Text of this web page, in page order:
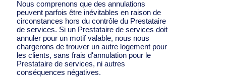
Nous comprenons que des annulations
peuvent parfois être inévitables en raison de
circonstances hors du contrôle du Prestataire
de services. Si un Prestataire de services doit
annuler pour un motif valable, nous nous
chargerons de trouver un autre logement pour
les clients, sans frais d'annulation pour le
Prestataire de services, ni autres
conséquences négatives.